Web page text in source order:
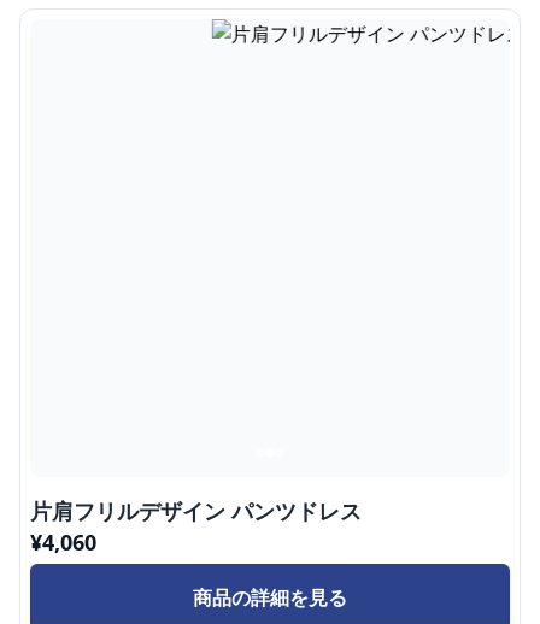
片肩フリルデザイン パンツドレス
¥4,060
商品の詳細を見る